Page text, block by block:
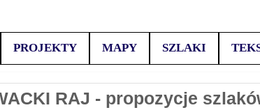
PROJEKTY MAPY SZLAKI
RAJ - propozycje